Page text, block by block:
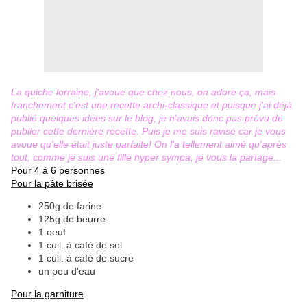
La quiche lorraine, j'avoue que chez nous, on adore ça, mais
franchement c'est une recette archi-classique et puisque j'ai déjà
publié quelques idées sur le blog, je n'avais donc pas prévu de
publier cette dernière recette. Puis je me suis ravisé car je vous
avoue qu'elle était juste parfaite! On l'a tellement aimé qu'après
tout, comme je suis une fille hyper sympa, je vous la partage...
Pour 4 à 6 personnes
Pour la pâte brisée
250g de farine
125g de beurre
1 oeuf
1 cuil. à café de sel
1 cuil. à café de sucre
un peu d'eau
Pour la garniture